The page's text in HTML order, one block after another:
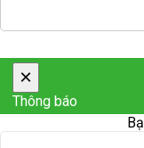
×
Thông báo